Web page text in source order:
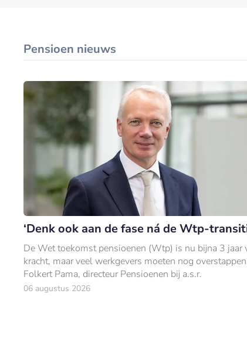
Pensioen nieuws
‘Denk ook aan de fase ná de Wtp-
De Wet toekomst pensioenen (Wtp) is nu bijna 3 jaar
kracht, maar veel werkgevers moeten nog
Folkert Pama, directeur Pensioenen bij a.s.r.
06 augustus 2026